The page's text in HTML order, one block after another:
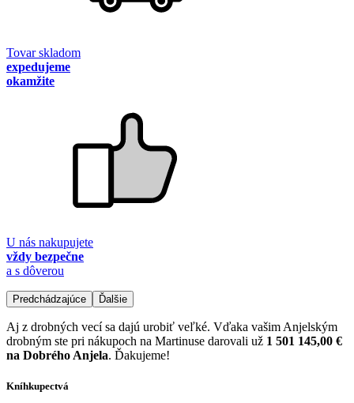
Tovar skladom
expedujeme
okamžite
U nás nakupujete
vždy bezpečne
a s dôverou
Predchádzajúce Ďalšie
Aj z drobných vecí sa dajú urobiť veľké. Vďaka vašim Anjelským
drobným ste pri nákupoch na Martinuse darovali už 1 501 145,00 €
na Dobrého Anjela. Ďakujeme!
Kníhkupectvá